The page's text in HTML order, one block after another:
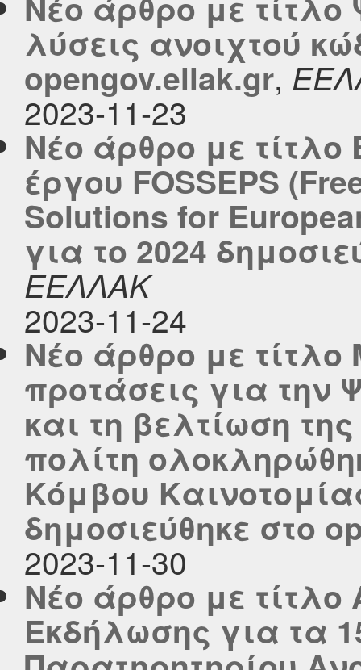
λύσεις ανοιχτού
opengov.ellak.gr,
2023-11-23
Νέο άρθρο με τίτλο
έργου FOSSEPS
Solutions for
για το 2024
ΕΕΛΛΑΚ
2023-11-24
Νέο άρθρο με τίτλο
προτάσεις για την
και τη βελτίωση
πολίτη
Κόμβου
δημοσιεύθηκε στο
2023-11-30
Νέο άρθρο με
Εκδήλωσης για τα